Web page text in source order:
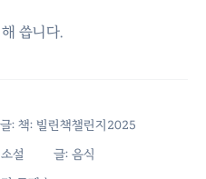
씁니다.
글: 책: 빌린책챌린지2025
설
글: 음식